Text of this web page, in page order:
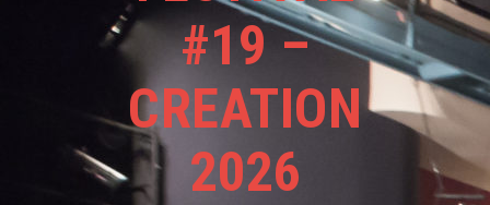
#19 –
CREATION
2026